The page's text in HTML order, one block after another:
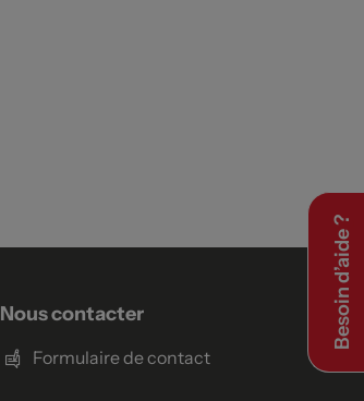
Nous contacter
Formulaire de contact
Besoin d’aide ?